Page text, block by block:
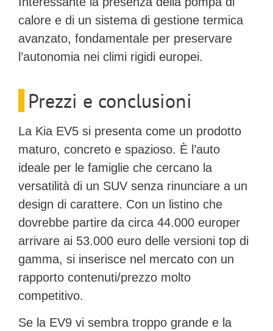
calore e di un sistema di gestione termica
avanzato, fondamentale per preservare
l’autonomia nei climi rigidi europei.
Prezzi e conclusioni
La Kia EV5 si presenta come un prodotto
maturo, concreto e spazioso. È l’auto
ideale per le famiglie che cercano la
versatilità di un SUV senza rinunciare a un
design di carattere. Con un listino che
dovrebbe partire da circa 44.000 europer
arrivare ai 53.000 euro delle versioni top di
gamma, si inserisce nel mercato con un
rapporto contenuti/prezzo molto
competitivo.
Se la EV9 vi sembra troppo grande e la